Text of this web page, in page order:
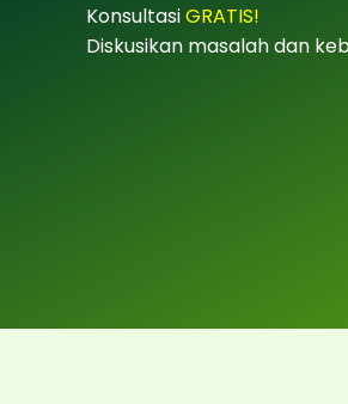
KonsultasiGRATIS!
Diskusikan masalah dan